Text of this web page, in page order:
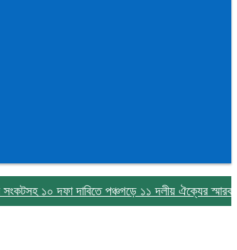
দফা দাবিতে পঞ্চগড়ে ১১ দলীয় ঐক্যের স্মারকলিপি